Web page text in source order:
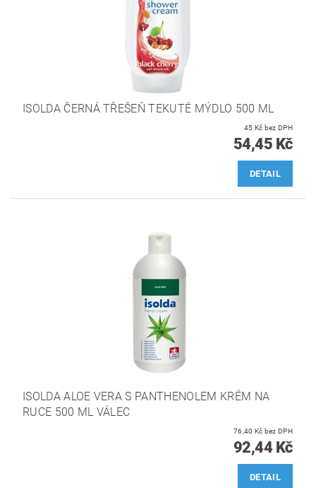
ISOLDA ČERNÁ TŘEŠEŇ TEKUTÉ MÝDLO 500 ML
45 Kč bez DPH
54,45 Kč
DETAIL
ISOLDA ALOE VERA S PANTHENOLEM KRÉM NA
RUCE 500 ML VÁLEC
76,40 Kč bez DPH
92,44 Kč
DETAIL